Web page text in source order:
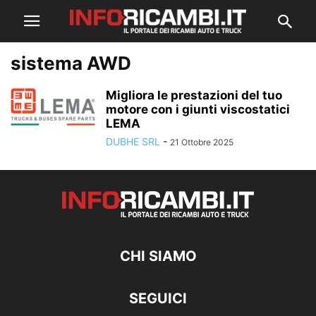
sistema AWD
Migliora le prestazioni del tuo
motore con i giunti viscostatici
LEMA
DUBHE SRL - 21 Ottobre 2025
CHI SIAMO
SEGUICI